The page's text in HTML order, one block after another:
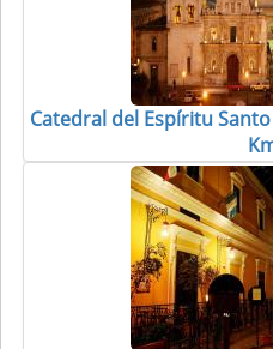
Catedral del Espíritu